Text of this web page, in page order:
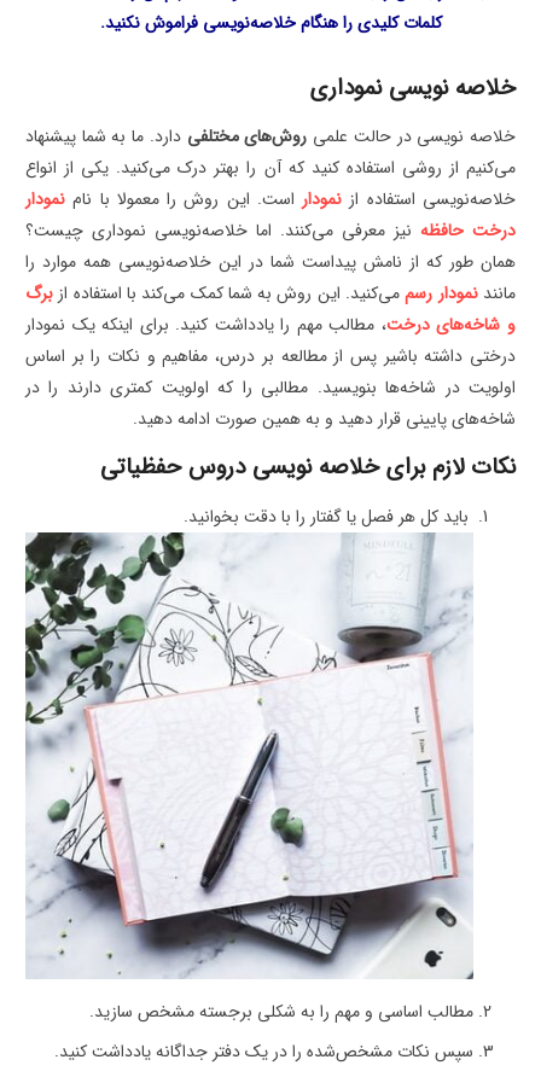
کلمات کلیدی را هنگام خلاصه‌نویسی فراموش نکنید.
خلاصه نویسی نموداری
خلاصه نویسی در حالت علمی روش‌های مختلفی دارد. ما به شما پیشنهاد
می‌کنیم از روشی استفاده کنید که آن را بهتر درک می‌کنید. یکی از انواع
خلاصه‌نویسی استفاده از نمودار است. این روش را معمولا با نامنمودار
درخت حافظه نیز معرفی می‌کنند. اما خلاصه‌نویسی نموداری چیست؟
همان طور که از نامش پیداست شما در این خلاصه‌نویسی همه موارد را
مانندنمودار رسممی‌کنید. این روش به شما کمک می‌کند با استفاده از برگ
و شاخه‌های درخت، مطالب مهم را یادداشت کنید. برای اینکه یک نمودار
درختی داشته باشیر پس از مطالعه بر درس، مفاهیم و نکات را بر اساس
اولویت در شاخه‌ها بنویسید. مطالبی را که اولویت کمتری دارند را در
شاخه‌های پایینی قرار دهید و به همین صورت ادامه دهید.
نکات لازم برای خلاصه نویسی دروس حفظیاتی
باید کل هر فصل یا گفتار را با دقت بخوانید.
مطالب اساسی و مهم را به شکلی برجسته مشخص سازید.
سپس نکات مشخص‌شده را در یک دفتر جداگانه یادداشت کنید.